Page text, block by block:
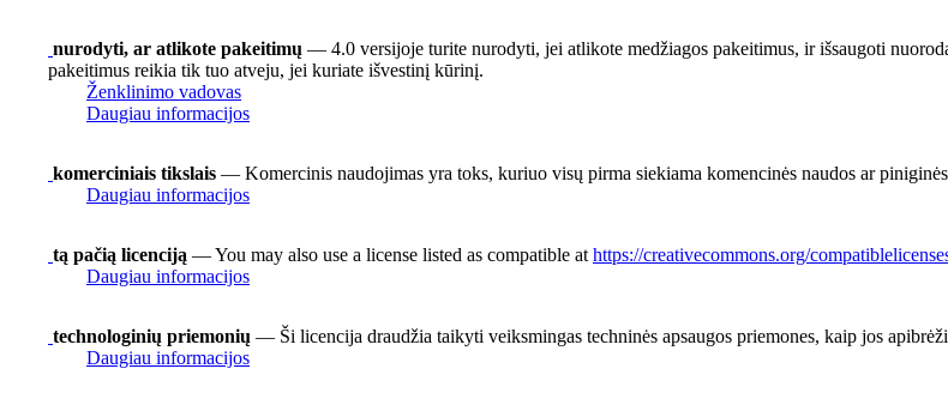
nurodyti, ar atlikote pakeitimų — 4.0 versijoje turite nurodyti, jei atlikote medžiagos pakeitimus, ir išsaugoti
pakeitimus reikia tik tuo atveju, jei kuriate išvestinį kūrinį.
Ženklinimo vadovas
Daugiau informacijos
komerciniais tikslais — Komercinis naudojimas yra toks, kuriuo visų pirma siekiama komencinės naudos ar
Daugiau informacijos
tą pačią licenciją — You may also use a license listed as compatible at https://creativecommons.org/
Daugiau informacijos
technologinių priemonių — Ši licencija draudžia taikyti veiksmingas techninės apsaugos priemones, kaip jos
Daugiau informacijos